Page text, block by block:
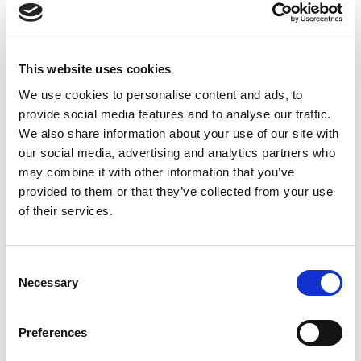
This website uses cookies
We use cookies to personalise content and ads, to
provide social media features and to analyse our traffic.
We also share information about your use of our site with
our social media, advertising and analytics partners who
may combine it with other information that you’ve
provided to them or that they’ve collected from your use
of their services.
Selection
Necessary
Preferences
Axopar 37 ST
Genius 38
Pardo 38
Gozzo Positano 38
Frauscher 1017 Lido
Frauscher 1414 Demon
Invictus TT420
Lancia Aprea 42 Gold edition